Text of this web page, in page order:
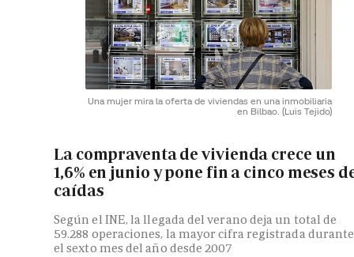
Una mujer mira la oferta de viviendas en una inmobiliaria
en Bilbao. (Luis Tejido)
La compraventa de vivienda crece un
1,6% en junio y pone fin a cinco meses
caídas
Según el INE, la llegada del verano deja un total de
59.288 operaciones, la mayor cifra registrada durante
el sexto mes del año desde 2007